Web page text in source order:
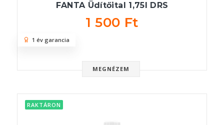
FANTA Üdítőital 1,75l DRS
1 500 Ft
MEGNÉZEM
1 év garancia
RAKTÁRON